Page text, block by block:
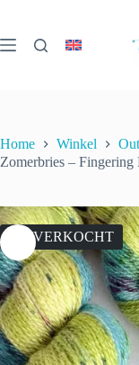
de
inhoud
Home Winkel
Zomerbries – Fingering
UITVERKOCHT